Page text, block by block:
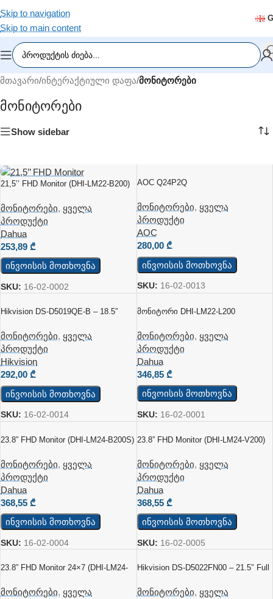
Skip to navigation
Skip to main content
მთავარი/ინტერაქტიული დაფა/მონიტორები
Მონიტორები
Show sidebar
21,5’’ FHD Monitor (DHI-LM22-B200)
მონიტორები, ყველა
პროდუქტი
Dahua
253,89 ₾
ინვოისის მოთხოვნა
SKU: 16-02-0002
AOC Q24P2Q
მონიტორები, ყველა
პროდუქტი
AOC
280,00 ₾
ინვოისის მოთხოვნა
SKU: 16-02-0013
Hikvision DS-D5019QE-B – 18.5″
Კომერციული Გამოყენებისთვის
მონიტორები, ყველა
პროდუქტი
Hikvision
292,00 ₾
ინვოისის მოთხოვნა
SKU: 16-02-0014
Მონიტორი DHI-LM22-L200
მონიტორები, ყველა
პროდუქტი
Dahua
346,85 ₾
ინვოისის მოთხოვნა
SKU: 16-02-0001
23.8” FHD Monitor (DHI-LM24-B200S)
მონიტორები, ყველა
პროდუქტი
Dahua
368,55 ₾
ინვოისის მოთხოვნა
SKU: 16-02-0004
23.8” FHD Monitor (DHI-LM24-V200)
მონიტორები, ყველა
პროდუქტი
Dahua
368,55 ₾
ინვოისის მოთხოვნა
SKU: 16-02-0005
23.8” FHD Monitor 24×7 (DHI-LM24-
მონიტორები, ყველა
Hikvision DS-D5022FN00 – 21.5″ Full
მონიტორები, ყველა